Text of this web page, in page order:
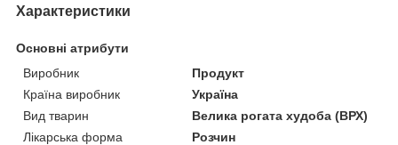
Характеристики
Основні атрибути
Виробник
Продукт
Країна виробник
Україна
Вид тварин
Велика рогата худоба (ВРХ)
Лікарська форма
Розчин